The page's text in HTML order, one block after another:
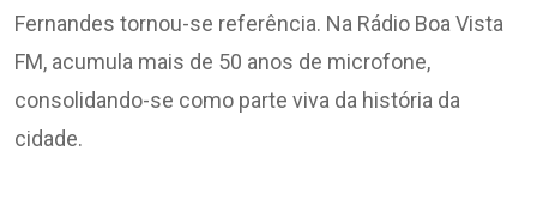
Fernandes tornou-se referência. Na Rádio Boa Vista
FM, acumula mais de 50 anos de microfone,
consolidando-se como parte viva da história da
cidade.